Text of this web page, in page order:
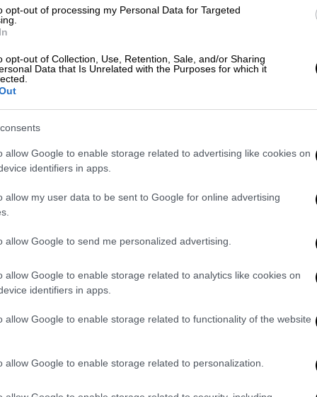
opt-out of processing my Personal Data for Targeted
opt-out of Collection, Use, Retention, Sale, and/or Sharing
Data that Is Unrelated with the Purposes for which it
allow Google to enable storage related to advertising like cookies on
identifiers in apps.
allow my user data to be sent to Google for online advertising
allow Google to send me personalized advertising.
allow Google to enable storage related to analytics like cookies on
identifiers in apps.
allow Google to enable storage related to functionality of the website
allow Google to enable storage related to personalization.
Ομπρέλας
του κόμματος κυρίως της λεγόμενης
η αποχώρηση στελεχών της
σε εκείνους που θα κλείσουν την
σημαντικό για τη νέα ηγεσία που
και από την ψηφοφορία- πως η
αλλά διαφοροποιείται ως προς την
ομάδας Αχτσιόγλου
είναι να παραμείνουν εντός ΣΥΡΙΖΑ σε
ότι εξετάζει σοβαρά το ενδεχόμενο της
για τον
στέκονται στο γεγονός ότι απέναντι
μη θετικές.
σε υψηλούς τόνους δεν έλειψαν και οι
πχ όταν ο ΠαύλοςΠολάκηςυπαινίχθηκε
αφορούσαν απευθείας αναθέσεις αλλά
εμβόλια και την γραμμή του ΣΥΡΙΖΑ
να εκρήγνυται και να καταλογίζει